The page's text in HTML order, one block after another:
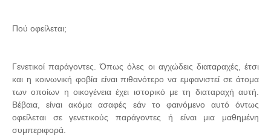
Πού οφείλεται;
Γενετικοί παράγοντες. Όπως όλες οι αγχώδεις διαταραχές, έτσι
και η κοινωνική φοβία είναι πιθανότερο να εμφανιστεί σε άτομα
των οποίων η οικογένεια έχει ιστορικό με τη διαταραχή αυτή.
Βέβαια, είναι ακόμα ασαφές εάν το φαινόμενο αυτό όντως
οφείλεται σε γενετικούς παράγοντες ή είναι μια μαθημένη
συμπεριφορά.